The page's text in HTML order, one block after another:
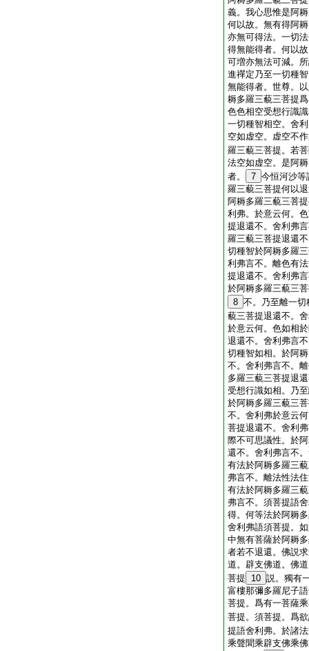
義。我心思惟是阿
何以故。無有得阿
亦無可得法。一切
得無能得者。何以
可増亦無法可減。
進禪定乃至一切種
無能得者。世尊。
耨多羅三藐三菩提
色色相空受想行識
一切種智相空。舍
空如虚空。虚空不
羅三藐三菩提。若
法空如虚空。是阿
者。
7 今恒河沙等
羅三藐三菩提何以
阿耨多羅三藐三菩
利弗。於意云何。
提退還不。舍利弗
羅三藐三菩提退還
切種智於阿耨多羅
利弗言不。離色有
提退還不。舍利弗
於阿耨多羅三藐三
8 不。乃至離一
藐三菩提退還不。
於意云何。色如相
退還不。舍利弗言
切種智如相。於阿
不。舍利弗言不。
多羅三藐三菩提退
受想行識如相。乃
於阿耨多羅三藐三
不。舍利弗於意云
菩提退還不。舍利
際不可思議性。於
還不。舍利弗言不
有法於阿耨多羅三
弗言不。離法性法
有法於阿耨多羅三
弗言不。須菩提語
得。何等法於阿耨
舍利弗語須菩提。
中無有菩薩於阿耨
者若不退還。佛説
道。辟支佛道。佛
菩提
10 説。獨有
富樓那彌多羅尼子
菩提。爲有一菩薩
菩提。須菩提。爲
提語舍利弗。於諸
乘聲聞乘辟支佛乘